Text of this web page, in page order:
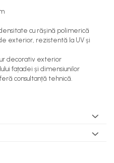
cu rășină polimerică
exterior, rezistentă la UV și
decorativ exterior
fațadei și dimensiunilor
consultanță tehnică.